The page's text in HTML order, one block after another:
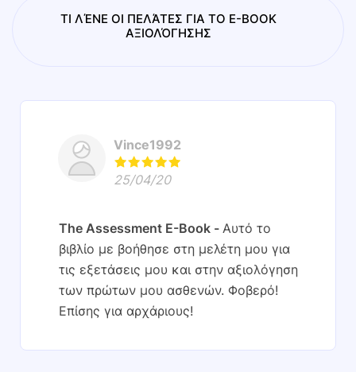
ΤΙ ΛΈΝΕ ΟΙ ΠΕΛΆΤΕΣ ΓΙΑ ΤΟ E-BOOK
ΑΞΙΟΛΌΓΗΣΗΣ
Vince1992
25/04/20
The Assessment E-Book
Αυτό το
βιβλίο με βοήθησε στη μελέτη μου για
τις εξετάσεις μου και στην αξιολόγηση
των πρώτων μου ασθενών. Φοβερό!
Επίσης για αρχάριους!